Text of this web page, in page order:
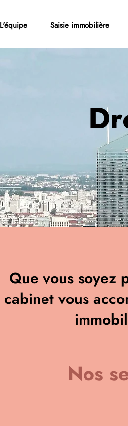
L'équipe Saisie immobilière
Que vous soyez
cabinet vous
Nos